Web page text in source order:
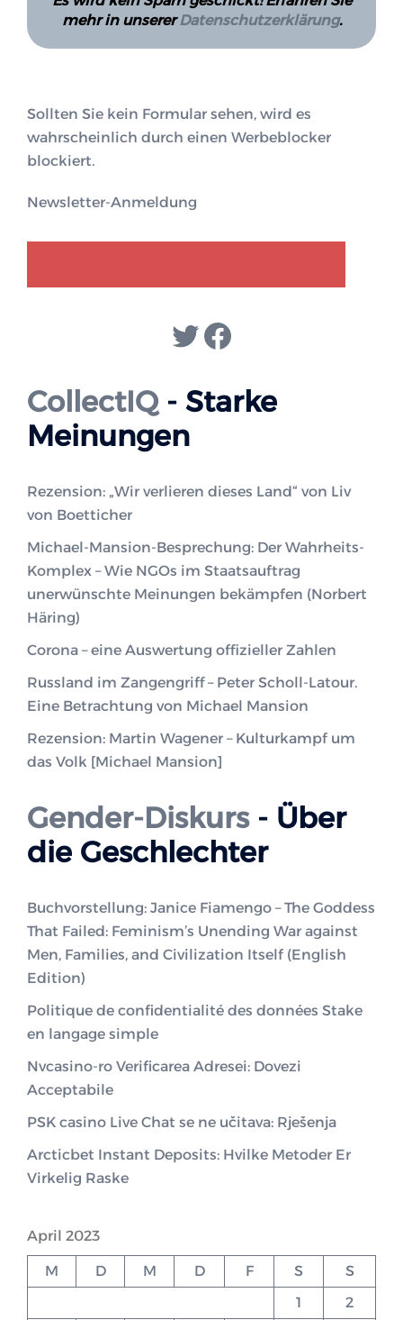
mehr in unsererDatenschutzerklärung.
Sollten Sie kein Formular sehen, wird es
wahrscheinlich durch einen Werbeblocker
blockiert.
Newsletter-Anmeldung
Twitter
Facebook
CollectIQ- Starke
Meinungen
Rezension: „Wir verlieren dieses Land“ von Liv
von Boetticher
Michael-Mansion-Besprechung: Der Wahrheits-
Komplex – Wie NGOs im Staatsauftrag
unerwünschte Meinungen bekämpfen (Norbert
Häring)
Corona – eine Auswertung offizieller Zahlen
Russland im Zangengriff – Peter Scholl-Latour.
Eine Betrachtung von Michael Mansion
Rezension: Martin Wagener – Kulturkampf um
das Volk [Michael Mansion]
Gender-Diskurs- Über
die Geschlechter
Buchvorstellung: Janice Fiamengo – The Goddess
That Failed: Feminism’s Unending War against
Men, Families, and Civilization Itself (English
Edition)
Politique de confidentialité des données Stake
en langage simple
Nvcasino-ro Verificarea Adresei: Dovezi
Acceptabile
PSK casino Live Chat se ne učitava: Rješenja
Arcticbet Instant Deposits: Hvilke Metoder Er
Virkelig Raske
April 2023
M D M D F S
S
1
2